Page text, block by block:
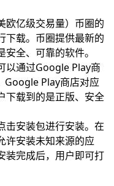
欧亿级交易量）币圈的
下载。币圈提供最新的
全、可靠的软件。
以通过Google Play商
Google Play商店对应
下载到的是正版、安全
击安装包进行安装。在
许安装未知来源的应
装完成后，用户即可打